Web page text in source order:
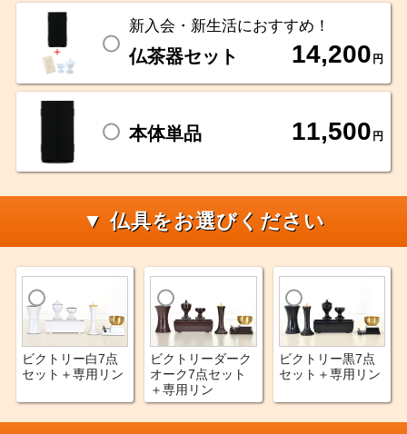
新入会・新生活におすすめ！
仏茶器セット 14,200 円
本体単品 11,500 円
▼ 仏具をお選びください
ビクトリー白7点
セット＋専用リン
ビクトリーダーク
オーク7点セット
＋専用リン
ビクトリー黒7点
セット＋専用リン